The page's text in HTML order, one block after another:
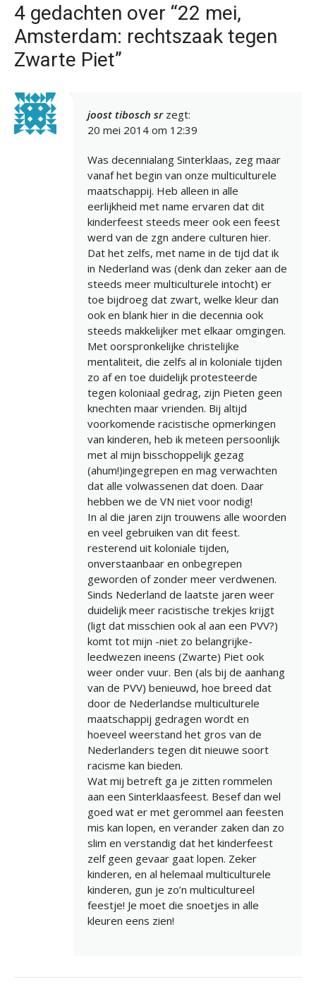
4 gedachten over “22 mei,
Amsterdam: rechtszaak tegen
Zwarte Piet”
joost tibosch sr zegt:
20 mei 2014 om 12:39
Was decennialang Sinterklaas, zeg maar
vanaf het begin van onze multiculturele
maatschappij. Heb alleen in alle
eerlijkheid met name ervaren dat dit
kinderfeest steeds meer ook een feest
werd van de zgn andere culturen hier.
Dat het zelfs, met name in de tijd dat ik
in Nederland was (denk dan zeker aan de
steeds meer multiculturele intocht) er
toe bijdroeg dat zwart, welke kleur dan
ook en blank hier in die decennia ook
steeds makkelijker met elkaar omgingen.
Met oorspronkelijke christelijke
mentaliteit, die zelfs al in koloniale tijden
zo af en toe duidelijk protesteerde
tegen koloniaal gedrag, zijn Pieten geen
knechten maar vrienden. Bij altijd
voorkomende racistische opmerkingen
van kinderen, heb ik meteen persoonlijk
met al mijn bisschoppelijk gezag
(ahum!)ingegrepen en mag verwachten
dat alle volwassenen dat doen. Daar
hebben we de VN niet voor nodig!
In al die jaren zijn trouwens alle woorden
en veel gebruiken van dit feest.
resterend uit koloniale tijden,
onverstaanbaar en onbegrepen
geworden of zonder meer verdwenen.
Sinds Nederland de laatste jaren weer
duidelijk meer racistische trekjes krijgt
(ligt dat misschien ook al aan een PVV?)
komt tot mijn -niet zo belangrijke-
leedwezen ineens (Zwarte) Piet ook
weer onder vuur. Ben (als bij de aanhang
van de PVV) benieuwd, hoe breed dat
door de Nederlandse multiculturele
maatschappij gedragen wordt en
hoeveel weerstand het gros van de
Nederlanders tegen dit nieuwe soort
racisme kan bieden.
Wat mij betreft ga je zitten rommelen
aan een Sinterklaasfeest. Besef dan wel
goed wat er met gerommel aan feesten
mis kan lopen, en verander zaken dan zo
slim en verstandig dat het kinderfeest
zelf geen gevaar gaat lopen. Zeker
kinderen, en al helemaal multiculturele
kinderen, gun je zo’n multicultureel
feestje! Je moet die snoetjes in alle
kleuren eens zien!